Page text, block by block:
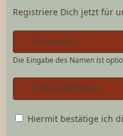
Registriere Dich jetzt für
Die Eingabe des Namen ist
Hiermit bestätige ich